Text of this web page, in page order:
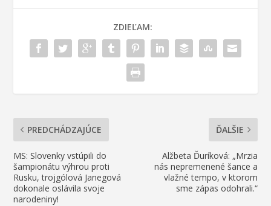
ZDIEĽAM:
PREDCHÁDZAJÚCE
MS: Slovenky vstúpili do
šampionátu výhrou proti
Rusku, trojgólová Janegová
dokonale oslávila svoje
narodeniny!
ĎALŠIE
Alžbeta Ďuríková: „Mrzia
nás nepremenené šance a
vlažné tempo, v ktorom
sme zápas odohrali.“